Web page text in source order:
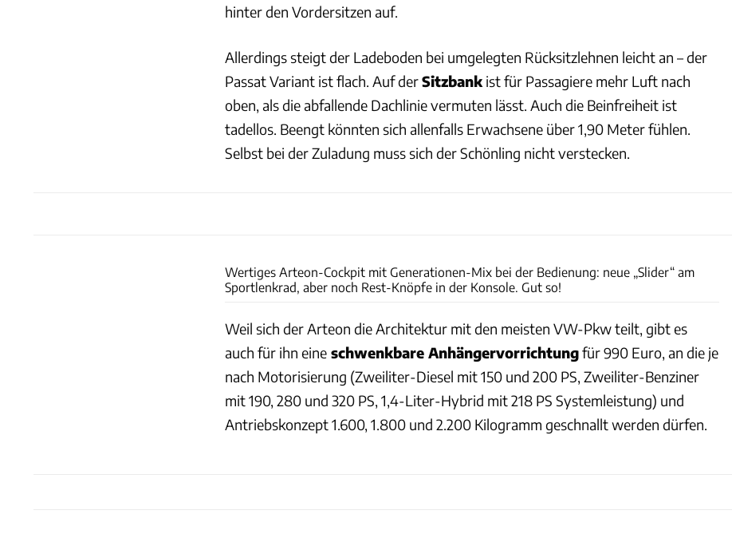
hinter den Vordersitzen auf.
Allerdings steigt der Ladeboden bei umgelegten Rücksitzlehnen leicht an – der
Passat Variant ist flach. Auf derSitzbank ist für Passagiere mehr Luft nach
oben, als die abfallende Dachlinie vermuten lässt. Auch die Beinfreiheit ist
tadellos. Beengt könnten sich allenfalls Erwachsene über 1,90 Meter fühlen.
Selbst bei der Zuladung muss sich der Schönling nicht verstecken.
Wertiges Arteon-Cockpit mit Generationen-Mix bei der Bedienung: neue „Slider“ am
Sportlenkrad, aber noch Rest-Knöpfe in der Konsole. Gut so!
Weil sich der Arteon die Architektur mit den meisten VW-Pkw teilt, gibt es
auch für ihn eine schwenkbare Anhängervorrichtungfür 990 Euro, an die je
nach Motorisierung (Zweiliter-Diesel mit 150 und 200 PS, Zweiliter-Benziner
mit 190, 280 und 320 PS, 1,4-Liter-Hybrid mit 218 PS Systemleistung) und
Antriebskonzept 1.600, 1.800 und 2.200 Kilogramm geschnallt werden dürfen.